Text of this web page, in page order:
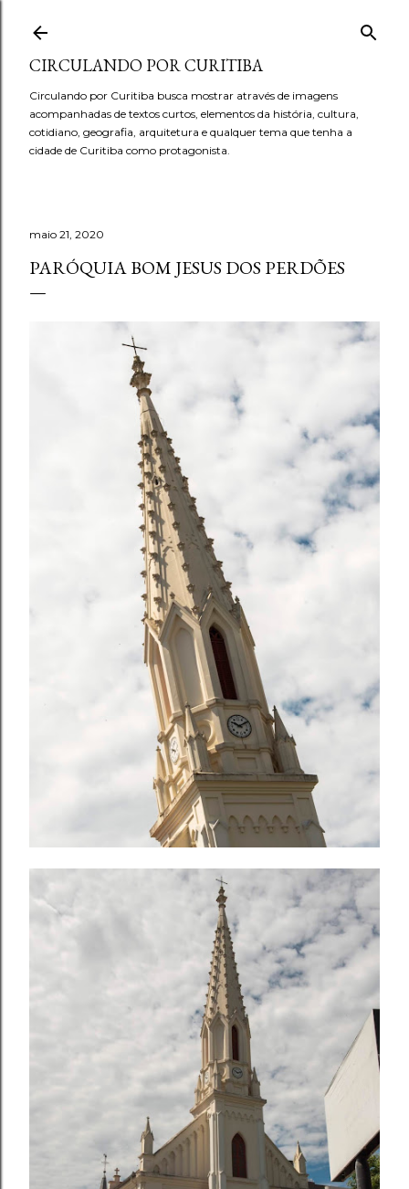
CIRCULANDO POR CURITIBA
Circulando por Curitiba busca mostrar através de imagens
acompanhadas de textos curtos, elementos da história, cultura,
cotidiano, geografia, arquitetura e qualquer tema que tenha a
cidade de Curitiba como protagonista.
maio 21, 2020
PARÓQUIA BOM JESUS DOS PERDÕES